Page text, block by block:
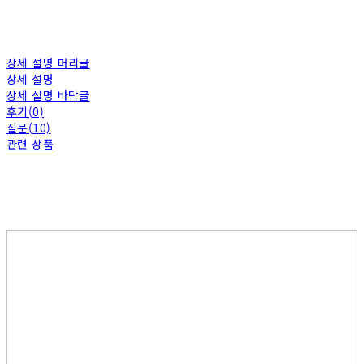
상세 설명 머리글
상세 설명
상세 설명 바닥글
후기(0)
질문(10)
관련 상품